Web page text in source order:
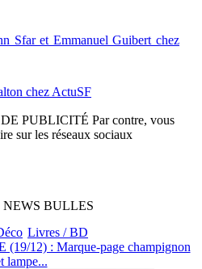
Sfar et Emmanuel Guibert chez
chez ActuSF
PUBLICITÉ Par contre, vous
sur les réseaux sociaux
NEWS BULLES
Livres / BD
(19/12) : Marque-page champignon
lampe...